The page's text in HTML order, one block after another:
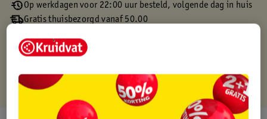
Op werkdagen voor 22:00 uur besteld, volgende dag in huis
Gratis thuisbezorgd vanaf 50.00
Gratis punten met je Kruidvat kaart